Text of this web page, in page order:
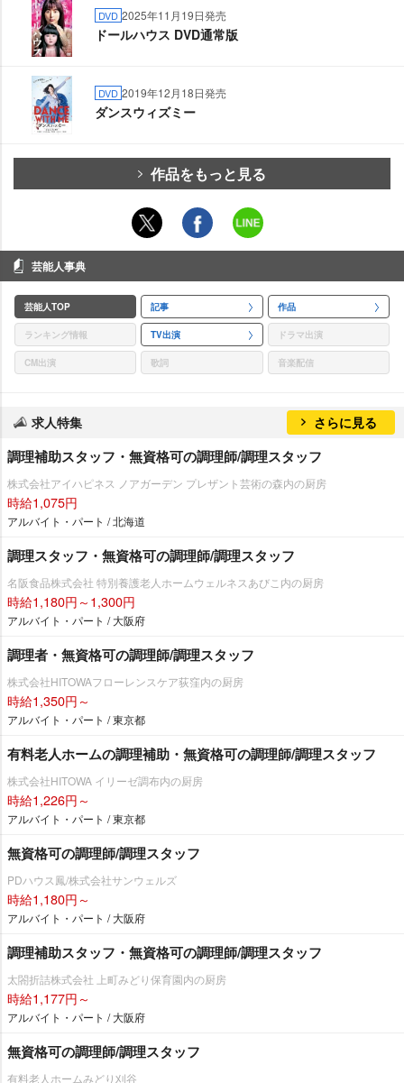
DVD 2025年11月19日発売
ドールハウス DVD通常版
DVD 2019年12月18日発売
ダンスウィズミー
作品をもっと見る
芸能人事典
芸能人TOP 記事 作品
ランキング情報 TV出演 ドラマ出演
CM出演 歌詞 音楽配信
求人特集 さらに見る
調理補助スタッフ・無資格可の調理師/調理スタッフ
株式会社アイハピネス ノアガーデン プレザント芸術の森内の厨房
時給1,075円
アルバイト・パート / 北海道
調理スタッフ・無資格可の調理師/調理スタッフ
名阪食品株式会社 特別養護老人ホームウェルネスあびこ内の厨房
時給1,180円～1,300円
アルバイト・パート / 大阪府
調理者・無資格可の調理師/調理スタッフ
株式会社HITOWAフローレンスケア荻窪内の厨房
時給1,350円～
アルバイト・パート / 東京都
有料老人ホームの調理補助・無資格可の調理師/調理スタッフ
株式会社HITOWA イリーゼ調布内の厨房
時給1,226円～
アルバイト・パート / 東京都
無資格可の調理師/調理スタッフ
PDハウス鳳/株式会社サンウェルズ
時給1,180円～
アルバイト・パート / 大阪府
調理補助スタッフ・無資格可の調理師/調理スタッフ
太閤折詰株式会社 上町みどり保育園内の厨房
時給1,177円～
アルバイト・パート / 大阪府
無資格可の調理師/調理スタッフ
有料老人ホームみどり刈谷